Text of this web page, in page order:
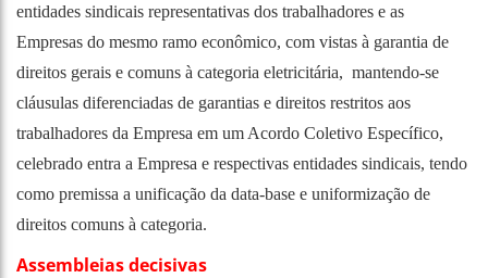
entidades sindicais representativas dos trabalhadores e as
Empresas do mesmo ramo econômico, com vistas à garantia de
direitos gerais e comuns à categoria eletricitária, mantendo-se
cláusulas diferenciadas de garantias e direitos restritos aos
trabalhadores da Empresa em um Acordo Coletivo Específico,
celebrado entra a Empresa e respectivas entidades sindicais, tendo
como premissa a unificação da data-base e uniformização de
direitos comuns à categoria.
Assembleias decisivas